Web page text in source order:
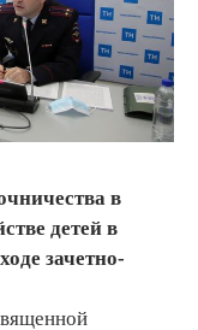
в
детей в
зачетно-